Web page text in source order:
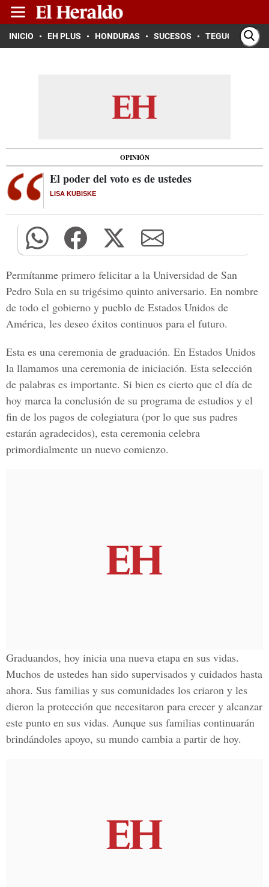
INICIO EH PLUS HONDURAS SUCESOS TEGUCIGALPA
OPINIÓN
El poder del voto es de ustedes
LISA KUBISKE
Permítanme primero felicitar a la Universidad de San
Pedro Sula en su trigésimo quinto aniversario. En nombre
de todo el gobierno y pueblo de Estados Unidos de
América, les deseo éxitos continuos para el futuro.
Esta es una ceremonia de graduación. En Estados Unidos
la llamamos una ceremonia de iniciación. Esta selección
de palabras es importante. Si bien es cierto que el día de
hoy marca la conclusión de su programa de estudios y el
fin de los pagos de colegiatura (por lo que sus padres
estarán agradecidos), esta ceremonia celebra
primordialmente un nuevo comienzo.
Graduandos, hoy inicia una nueva etapa en sus vidas.
Muchos de ustedes han sido supervisados y cuidados hasta
ahora. Sus familias y sus comunidades los criaron y les
dieron la protección que necesitaron para crecer y alcanzar
este punto en sus vidas. Aunque sus familias continuarán
brindándoles apoyo, su mundo cambia a partir de hoy.